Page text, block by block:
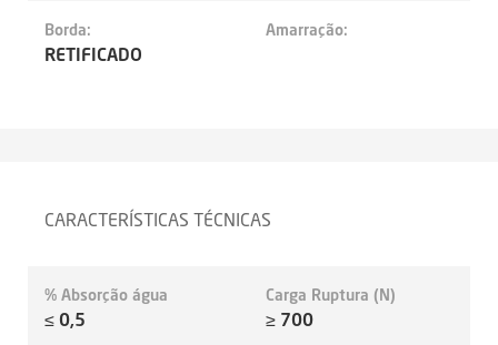
Borda:
RETIFICADO
Amarração:
CARACTERÍSTICAS TÉCNICAS
% Absorção água
≤ 0,5
Carga Ruptura (N)
≥ 700